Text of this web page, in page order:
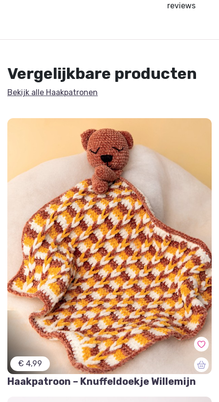
reviews
Vergelijkbare producten
Bekijk alle Haakpatronen
€ 4,99
Haakpatroon – Knuffeldoekje Willemijn